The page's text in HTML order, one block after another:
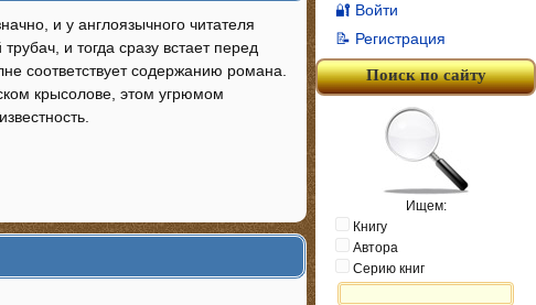
и у англоязычного читателя
и тогда сразу встает перед
соответствует содержанию романа.
крысолове, этом угрюмом
🔐 Войти
📝 Регистрация
Поиск по сайту
Ищем:
Книгу
Автора
Серию книг